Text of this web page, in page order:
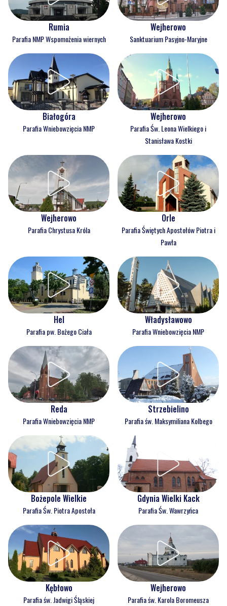
Rumia
Parafia NMP Wspomożenia wiernych
Wejherowo
Sanktuarium Pasyjno-Maryjne
Białogóra
Parafia Wniebowzięcia NMP
Wejherowo
Parafia Św. Leona Wielkiego i
Stanisława Kostki
Wejherowo
Parafia Chrystusa Króla
Orle
Parafia Świętych Apostołów Piotra i
Pawła
Hel
Parafia pw. Bożego Ciała
Władysławowo
Parafia Wniebowzięcia NMP
Reda
Parafia Wniebowzięcia NMP
Strzebielino
Parafia św. Maksymiliana Kolbego
Bożepole Wielkie
Parafia Św. Piotra Apostoła
Gdynia Wielki Kack
Parafia Św. Wawrzyńca
Kębłowo
Parafia św. Jadwigi Śląskiej
Wejherowo
Parafia św. Karola Boromeusza